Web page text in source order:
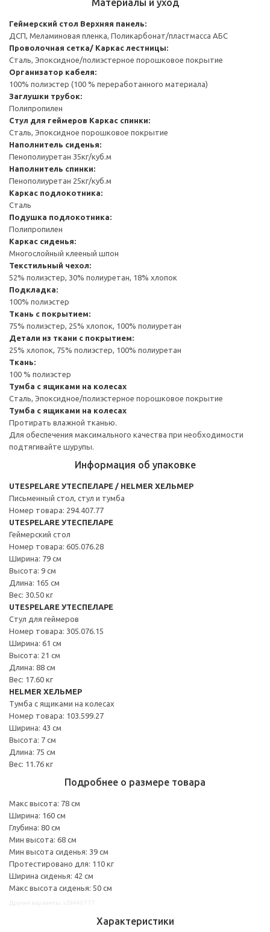
Материалы и уход
Геймерский стол Верхняя панель:
ДСП, Меламиновая пленка, Поликарбонат/пластмасса АБС
Проволочная сетка/ Каркас лестницы:
Сталь, Эпоксидное/полиэстерное порошковое покрытие
Организатор кабеля:
100% полиэстер (100 % переработанного материала)
Заглушки трубок:
Полипропилен
Стул для геймеров Каркас спинки:
Сталь, Эпоксидное порошковое покрытие
Наполнитель сиденья:
Пенополиуретан 35кг/куб.м
Наполнитель спинки:
Пенополиуретан 25кг/куб.м
Каркас подлокотника:
Сталь
Подушка подлокотника:
Полипропилен
Каркас сиденья:
Многослойный клееный шпон
Текстильный чехол:
52% полиэстер, 30% полиуретан, 18% хлопок
Подкладка:
100% полиэстер
Ткань с покрытием:
75% полиэстер, 25% хлопок, 100% полиуретан
Детали из ткани с покрытием:
25% хлопок, 75% полиэстер, 100% полиуретан
Ткань:
100 % полиэстер
Тумба с ящиками на колесах
Сталь, Эпоксидное/полиэстерное порошковое покрытие
Тумба с ящиками на колесах
Протирать влажной тканью.
Для обеспечения максимального качества при необходимости
подтягивайте шурупы.
Информация об упаковке
UTESPELARE УТЕСПЕЛАРЕ / HELMER ХЕЛЬМЕР
Письменный стол, стул и тумба
Номер товара: 294.407.77
UTESPELARE УТЕСПЕЛАРЕ
Геймерский стол
Номер товара: 605.076.28
Ширина: 79 см
Высота: 9 см
Длина: 165 см
Вес: 30.50 кг
UTESPELARE УТЕСПЕЛАРЕ
Стул для геймеров
Номер товара: 305.076.15
Ширина: 61 см
Высота: 21 см
Длина: 88 см
Вес: 17.60 кг
HELMER ХЕЛЬМЕР
Тумба с ящиками на колесах
Номер товара: 103.599.27
Ширина: 43 см
Высота: 7 см
Длина: 75 см
Вес: 11.76 кг
Подробнее о размере товара
Макс высота: 78 см
Ширина: 160 см
Глубина: 80 см
Мин высота: 68 см
Мин высота сиденья: 39 см
Протестировано для: 110 кг
Ширина сиденья: 42 см
Макс высота сиденья: 50 см
Характеристики